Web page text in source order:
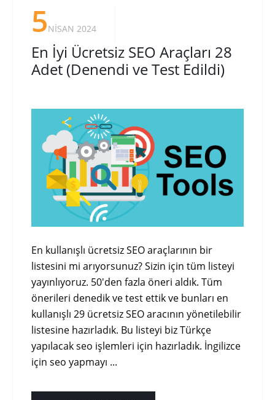
5NISAN 2024
En İyi Ücretsiz SEO Araçları 28
Adet (Denendi ve Test Edildi)
En kullanışlı ücretsiz SEO araçlarının bir
listesini mi arıyorsunuz? Sizin için tüm listeyi
yayınlıyoruz. 50'den fazla öneri aldık. Tüm
önerileri denedik ve test ettik ve bunları en
kullanışlı 29 ücretsiz SEO aracının yönetilebilir
listesine hazırladık. Bu listeyi biz Türkçe
yapılacak seo işlemleri için hazırladık. İngilizce
için seo yapmayı ...